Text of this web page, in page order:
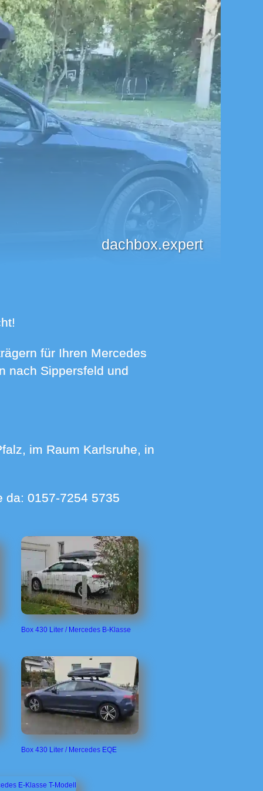
dachbox.expert
nach Sippersfeld und
da: 0157-7254 5735
Box 430 Liter / Mercedes B-Klasse
Box 430 Liter / Mercedes EQE